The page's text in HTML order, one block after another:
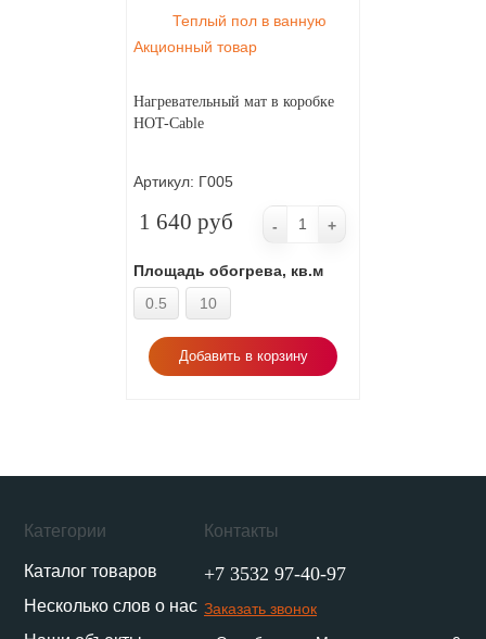
Теплый пол в ванную
Акционный товар
Нагревательный мат в коробке
HOT-Cable
Артикул: Г005
1 640 руб
Площадь обогрева, кв.м
0.5
10
- +
Добавить в корзину
Категории
Каталог товаров
Несколько слов о нас
Контакты
+7 3532 97-40-97
Заказать звонок